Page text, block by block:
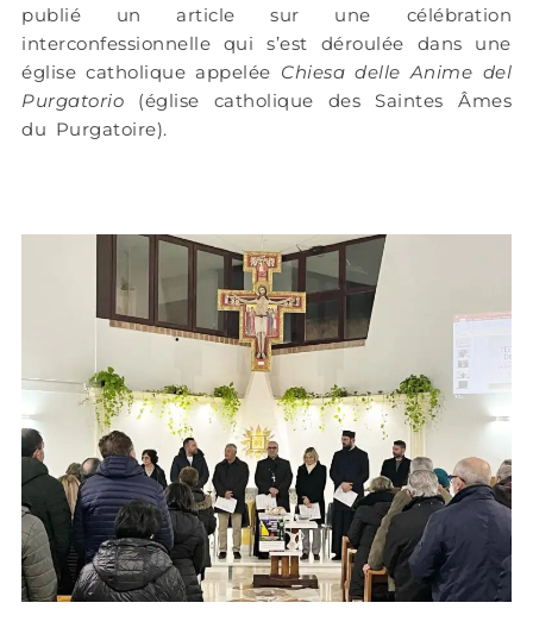
publié un article sur une célébration
interconfessionnelle qui s’est déroulée dans une
église catholique appelée Chiesa delle Anime del
Purgatorio (église catholique des Saintes Âmes
du Purgatoire).